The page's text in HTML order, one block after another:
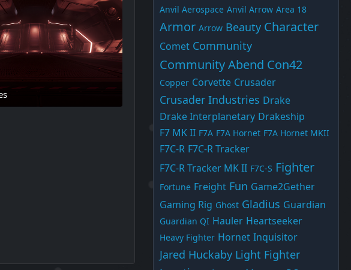
18. Februar 2025 um 15:43
Anvil Aerospace Anvil Arrow Area 18
Armor Arrow Beauty Character
Comet Community
Community Abend Con42
Copper Corvette Crusader
Crusader Industries Drake
Drake Interplanetary Drakeship
F7 MK II F7A F7A Hornet F7A Hornet MKII
F7C-R F7C-R Tracker
F7C-R Tracker MK II F7C-S Fighter
Fortune Freight Fun Game2Gether
Gaming Rig Ghost Gladius Guardian
Guardian QI Hauler Heartseeker
Heavy Fighter Hornet Inquisitor
Jared Huckaby Light Fighter